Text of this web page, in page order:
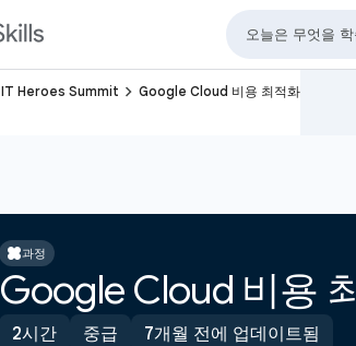
IT Heroes Summit navigate_next Google Cloud 비용 최적화
과정
Google Cloud 비용
2시간 중급 7개월 전에 업데이트됨